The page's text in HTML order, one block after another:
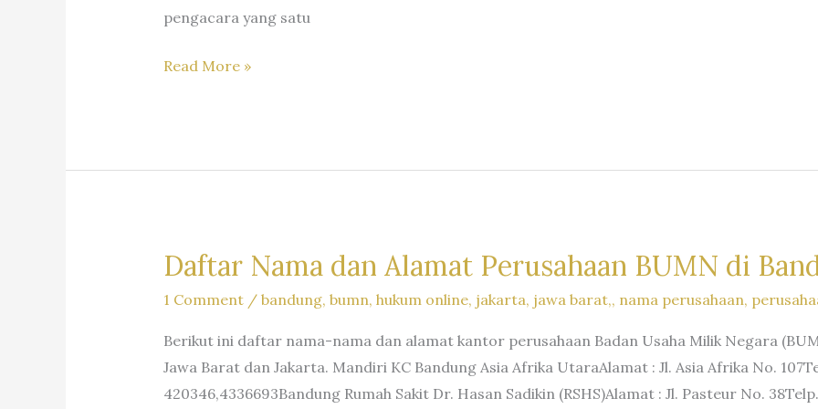
pengacara yang satu
8
Terkenal
Bisa
Dijadikan
Read More »
Daftar Nama dan Alamat Perusahaan BUMN di
1 Comment / bandung, bumn, hukum online, jakarta, jawa barat,, nama perusahaan,
Berikut ini daftar nama-nama dan alamat kantor perusahaan Badan Usaha Milik Negara
Jawa Barat dan Jakarta. Mandiri KC Bandung Asia Afrika UtaraAlamat : Jl. Asia Afrika No.
420346,4336693Bandung Rumah Sakit Dr. Hasan Sadikin (RSHS)Alamat : Jl. Pasteur No.